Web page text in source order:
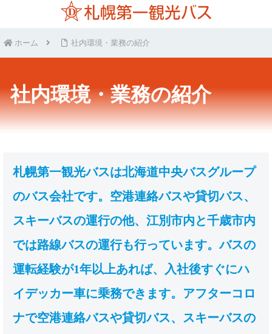
ホーム 社内環境・業務の紹介
社内環境・業務の紹介
札幌第一観光バスは北海道中央バスグループ
のバス会社です。空港連絡バスや貸切バス、
スキーバスの運行の他、江別市内と千歳市内
では路線バスの運行も行っています。バスの
運転経験が1年以上あれば、入社後すぐにハ
イデッカー車に乗務できます。アフターコロ
ナで空港連絡バスや貸切バス、スキーバスの